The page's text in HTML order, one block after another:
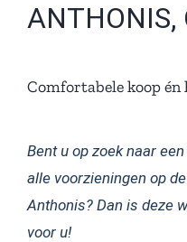
ANTHONIS,
Comfortabele koop
Bent u op zoek naar
alle voorzieningen op
Anthonis? Dan is deze
voor u!